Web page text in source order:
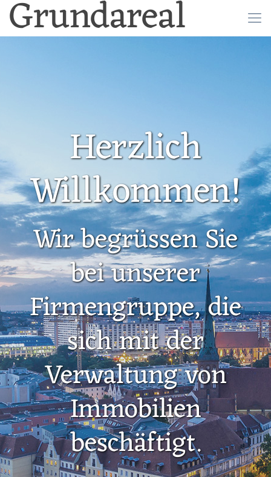
Grundareal
Herzlich
Willkommen!
Wir begrüssen Sie
bei unserer
Firmengruppe, die
sich mit der
Verwaltung von
Immobilien
beschäftigt.